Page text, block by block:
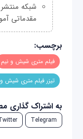
شبکه منتشر
مقدماتی
برچسب:
فیلم متری شیش و نیم
تیزر فیلم متری شیش
به اشتراک گذاری
Telegram